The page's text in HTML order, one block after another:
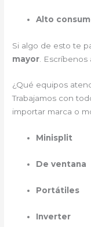
Alto
Si algo de esto te
mayor .
¿Qué equipos
Trabajamos con
importar marca o
Minisplit
De ventana
Portátiles
Inverter